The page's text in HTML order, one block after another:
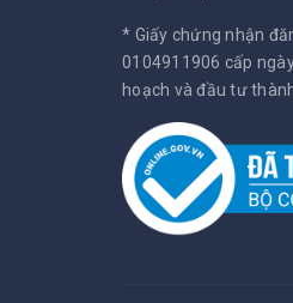
* Giấy chứng nhận
0104911906 cấp
hoạch và đầu tư